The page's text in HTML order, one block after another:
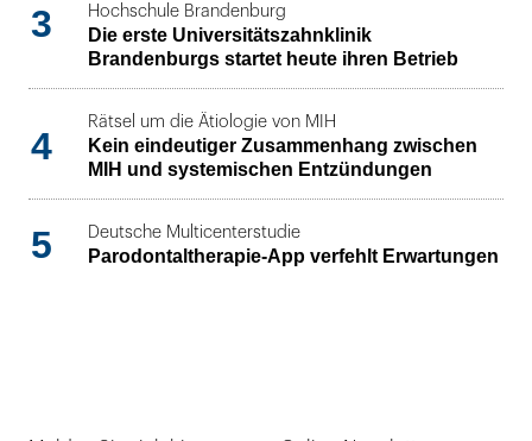
3
Hochschule Brandenburg
Die erste Universitätszahnklinik
Brandenburgs startet heute ihren Betrieb
4
Rätsel um die Ätiologie von MIH
Kein eindeutiger Zusammenhang zwischen
MIH und systemischen Entzündungen
5 Deutsche Multicenterstudie
Parodontaltherapie-App verfehlt Erwartungen